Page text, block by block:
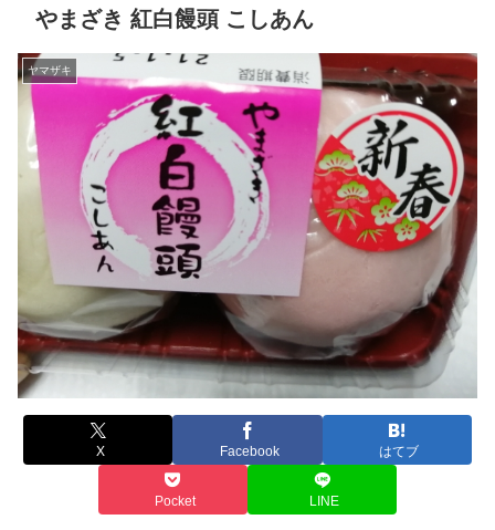
やまざき 紅白饅頭 こしあん
ヤマザキ
X Facebook はてブ
Pocket LINE